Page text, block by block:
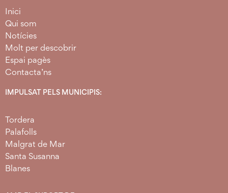
Inici
Qui som
Notícies
Molt per descobrir
Espai pagès
Contacta’ns
IMPULSAT PELS MUNICIPIS:
Tordera
Palafolls
Malgrat de Mar
Santa Susanna
Blanes